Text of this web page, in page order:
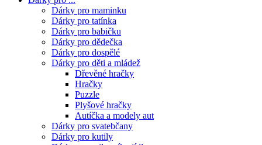
Dárky pro maminku
Dárky pro tatínka
Dárky pro babičku
Dárky pro dědečka
Dárky pro dospělé
Dárky pro děti a mládež
Dřevěné hračky
Hračky
Puzzle
Plyšové hračky
Autíčka a modely aut
Dárky pro svatebčany
Dárky pro kutily